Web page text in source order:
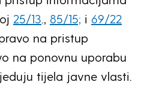
25/13., 85/15; i 69/22
na pristup
na ponovnu uporabu
tijela javne vlasti.